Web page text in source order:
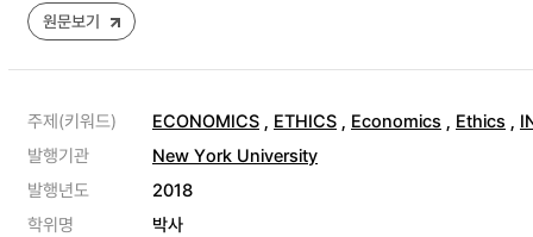
원문보기
주제(키워드) ECONOMICS , ETHICS , Economics , Ethics ,
발행기관
New York University
발행년도
2018
학위명
박사